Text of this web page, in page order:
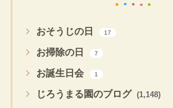
おそうじの日 17
お掃除の日 7
お誕生日会 1
じろうまる園のブログ (1,148)